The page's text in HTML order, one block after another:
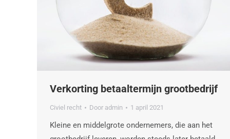
Verkorting betaaltermijn grootbedrijf
Civiel recht Door admin 1 april 2021
Kleine en middelgrote ondernemers, die aan het